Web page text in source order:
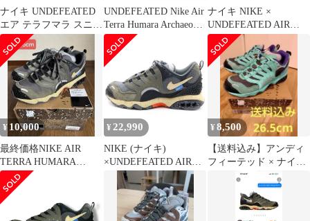
ナイキ UNDEFEATED
エア テラフマラ スニー
カー27cm FN7546
UNDEFEATED Nike Air
Terra Humara Archaeo
Brownアンディフィー
テッド ナイキ エアテラ
フマラ アーケオブラウ
ン FN7546-200 サイズ
29
ナイキ NIKE ×
UNDEFEATED AIR
TERRA HUMARA
LIGHT MENTA 26cm
FN7546-301 エア テラ
フマラ アンディフイー
テッド ライトメンタ
【ブランド古着ベクト
ル】【中古】
▲■260630
¥ 10,000
最終価格NIKE AIR
TERRA HUMARA
UNDEFEATED
¥ 22,990
NIKE (ナイキ)
×UNDEFEATED AIR
TERRA HUMARA
FN7546-300 アンディフ
ィーテッド エアテラフ
マラ ローカットスニー
¥8,500
【送料込み】アンディ
フィーテッド × ナイキ
エア テラ フマラ ライ